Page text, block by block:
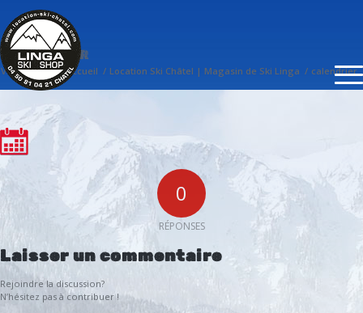
CALENDRIER
Vous êtes ici : Accueil / Location Ski Châtel | Magasin de Ski Linga / calendrier
0
RÉPONSES
Laisser un commentaire
Rejoindre la discussion?
N’hésitez pas à contribuer !